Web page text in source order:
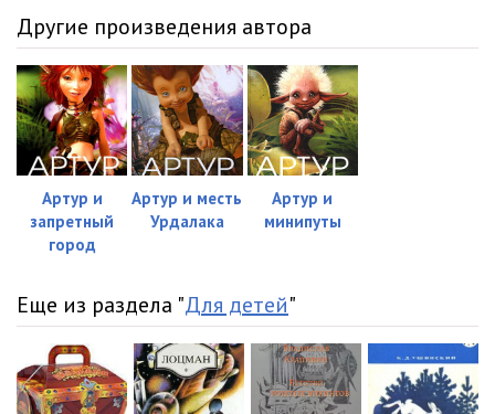
Другие произведения автора
Артур и
запретный
город
Артур и месть
Урдалака
Артур и
минипуты
Еще из раздела "Для детей"